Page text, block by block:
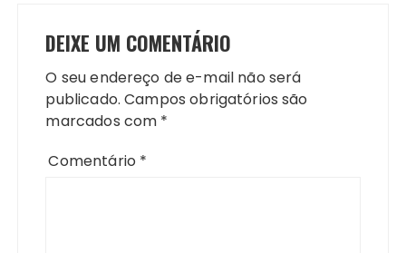
DEIXE UM COMENTÁRIO
O seu endereço de e-mail não será
publicado. Campos obrigatórios são
marcados com *
Comentário *